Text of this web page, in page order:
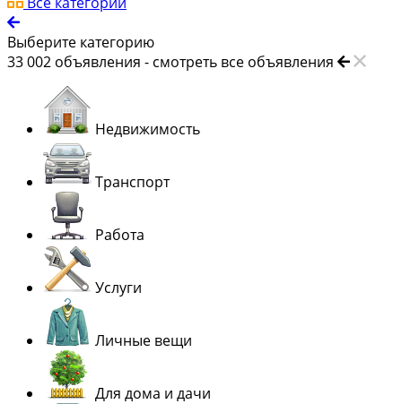
Выберите категорию
33 002 объявления - смотреть все объявления
Недвижимость
Транспорт
Работа
Услуги
Личные вещи
Для дома и дачи